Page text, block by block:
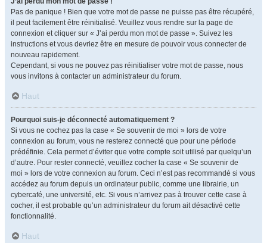
Pas de panique ! Bien que votre mot de passe ne puisse pas être récupéré,
il peut facilement être réinitialisé. Veuillez vous rendre sur la page de
connexion et cliquer sur « J’ai perdu mon mot de passe ». Suivez les
instructions et vous devriez être en mesure de pouvoir vous connecter de
nouveau rapidement.
Cependant, si vous ne pouvez pas réinitialiser votre mot de passe, nous
vous invitons à contacter un administrateur du forum.
Haut
Pourquoi suis-je déconnecté automatiquement ?
Si vous ne cochez pas la case « Se souvenir de moi » lors de votre
connexion au forum, vous ne resterez connecté que pour une période
prédéfinie. Cela permet d’éviter que votre compte soit utilisé par quelqu’un
d’autre. Pour rester connecté, veuillez cocher la case « Se souvenir de
moi » lors de votre connexion au forum. Ceci n’est pas recommandé si vous
accédez au forum depuis un ordinateur public, comme une librairie, un
cybercafé, une université, etc. Si vous n’arrivez pas à trouver cette case à
cocher, il est probable qu’un administrateur du forum ait désactivé cette
fonctionnalité.
Haut